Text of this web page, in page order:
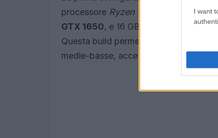
I want
processore Ryzen 5 5500 i5-10400
GTX 1650, e 16 GB di RAM DDR4.
Questa build permette di giocare a
medie-basse, accettando qualche